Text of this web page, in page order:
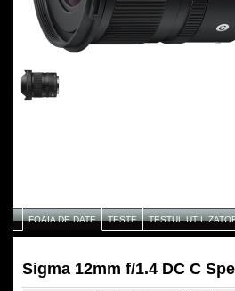
FOAIA DE DATE TESTE TESTUL
Sigma 12mm f/1.4 DC C